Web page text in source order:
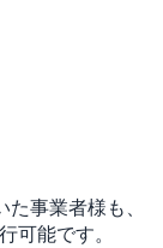
事業者様も、
可能です。